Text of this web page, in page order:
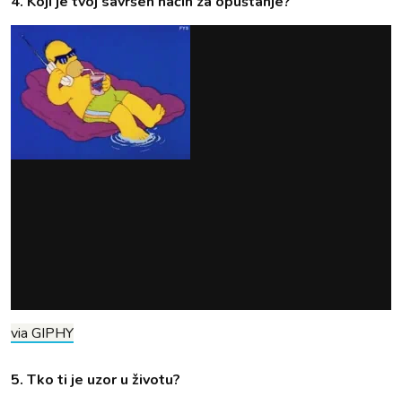
via GIPHY
5. Tko ti je uzor u životu?